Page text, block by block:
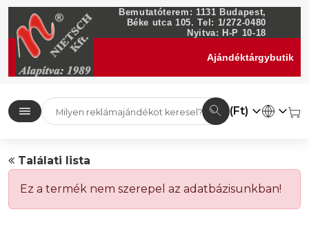
Bemutatóterem: 1131 Budapest,
Béke utca 105. Tel: 1/272-0480
Nyitva: H-P 10-18
Ajándéktárgybutik
(Ft)
Találati lista
Ez a termék nem szerepel az adatbázisunkban!